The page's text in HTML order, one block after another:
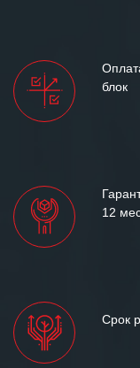
блок
12
Срок